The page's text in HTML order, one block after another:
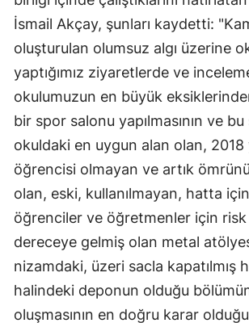
Muğla
Muş
Nevşehir
Niğde
Ordu
Rize
Sakarya
Samsun
Siirt
İsmail Akçay, şunları kaydetti:
oluşturulan olumsuz algı üzerine
yaptığımız ziyaretlerde ve
okulumuzun en büyük
bir spor salonu yapılmasının ve
okuldaki en uygun alan olan, 2018
öğrencisi olmayan ve artık
olan, eski, kullanılmayan, hatta
öğrenciler ve öğretmenler için
dereceye gelmiş olan metal
nizamdaki, üzeri sacla kapatılmış
halindeki deponun olduğu
oluşmasının en doğru karar